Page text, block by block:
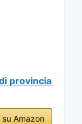
provincia
Amazon